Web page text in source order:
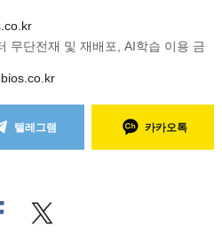
무단전재 및 재배포, AI학습 이용 금
텔레그램 카카오톡
트위
터로